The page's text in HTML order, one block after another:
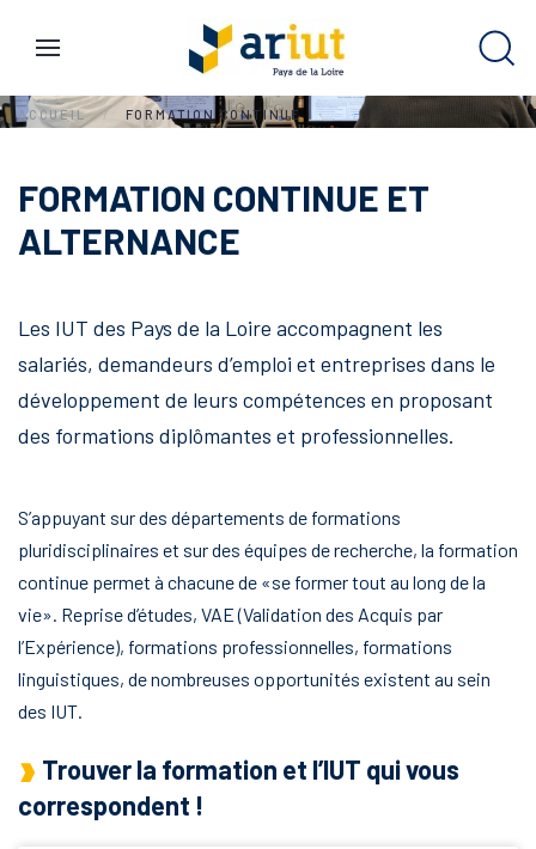
ACCUEIL FORMATION CONTINUE
FORMATION CONTINUE ET
ALTERNANCE
Les IUT des Pays de la Loire accompagnent les
salariés, demandeurs d’emploi et entreprises dans le
développement de leurs compétences en proposant
des formations diplômantes et professionnelles.
S’appuyant sur des départements de formations
pluridisciplinaires et sur des équipes de recherche, la formation
continue permet à chacune de «se former tout au long de la
vie». Reprise d’études, VAE (Validation des Acquis par
l’Expérience), formations professionnelles, formations
linguistiques, de nombreuses opportunités existent au sein
des IUT.
Trouver la formation et l’IUT qui vous
correspondent !